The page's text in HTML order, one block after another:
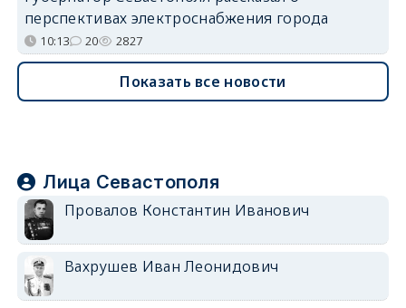
перспективах электроснабжения города
10:13 20 2827
Показать все новости
Лица Севастополя
Провалов Константин Иванович
Вахрушев Иван Леонидович